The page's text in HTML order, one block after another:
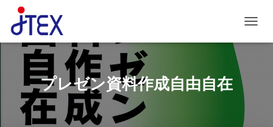
プレゼン資料作成自由自在